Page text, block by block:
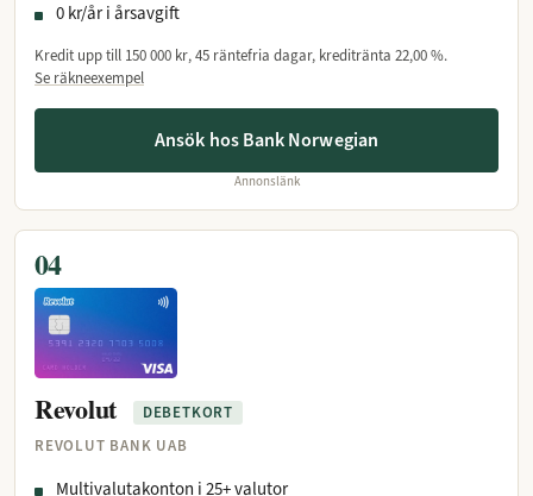
0 kr/år i årsavgift
Kredit upp till 150 000 kr, 45 räntefria dagar, kreditränta 22,00 %.
Se räkneexempel
Ansök hos Bank Norwegian
Annonslänk
04
Revolut
DEBETKORT
REVOLUT BANK UAB
Multivalutakonton i 25+ valutor